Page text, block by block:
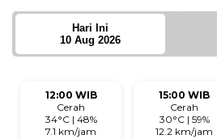
Hari Ini
10 Aug 2026
12:00 WIB
Cerah
34°C | 48%
7.1 km/jam
15:00 WIB
Cerah
30°C | 59%
12.2 km/jam